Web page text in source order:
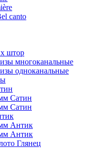
canto
штор
многоканальные
одноканальные
Сатин
Сатин
Антик
Антик
Глянец